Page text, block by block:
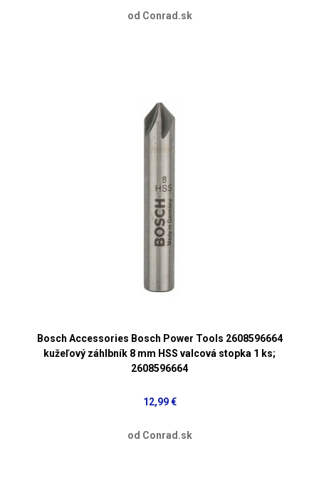
od Conrad.sk
Bosch Accessories Bosch Power Tools 2608596664
kužeľový záhlbník 8 mm HSS valcová stopka 1 ks;
2608596664
12,99 €
od Conrad.sk